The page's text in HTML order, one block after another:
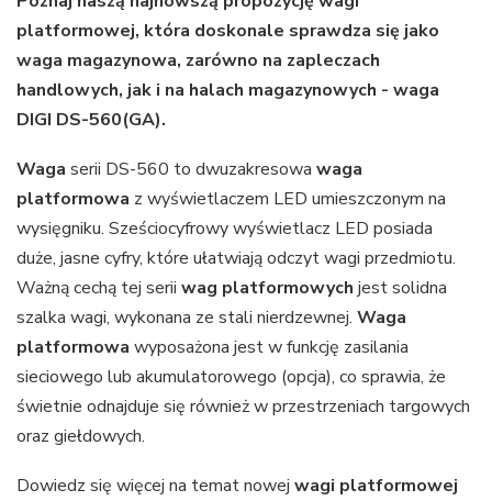
platformowej, która doskonale sprawdza się jako
waga magazynowa, zarówno na zapleczach
handlowych, jak i na halach magazynowych - waga
DIGI DS-560(GA).
Waga serii DS-560 to dwuzakresowa waga
platformowa z wyświetlaczem LED umieszczonym na
wysięgniku. Sześciocyfrowy wyświetlacz LED posiada
duże, jasne cyfry, które ułatwiają odczyt wagi przedmiotu.
Ważną cechą tej serii wag platformowych jest solidna
szalka wagi, wykonana ze stali nierdzewnej. Waga
platformowa wyposażona jest w funkcję zasilania
sieciowego lub akumulatorowego (opcja), co sprawia, że
świetnie odnajduje się również w przestrzeniach targowych
oraz giełdowych.
Dowiedz się więcej na temat nowej wagi platformowej